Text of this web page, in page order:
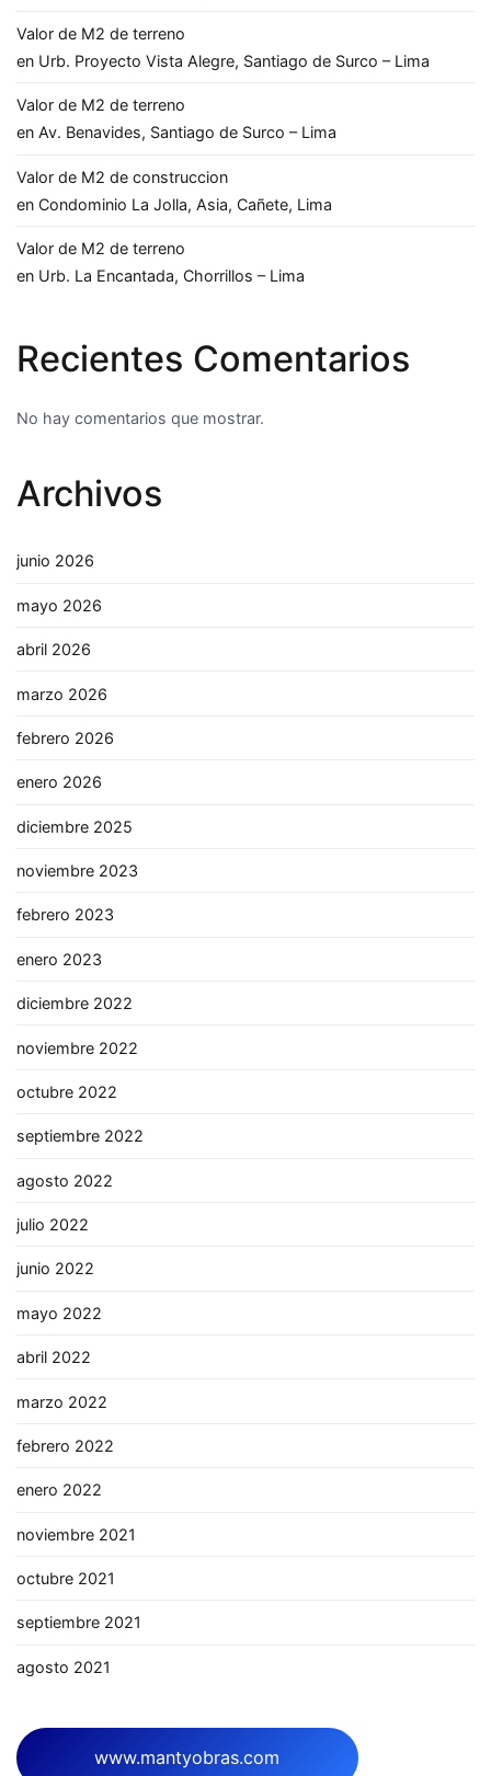
Valor de M2 de terreno
en Urb. Proyecto Vista Alegre, Santiago de Surco – Lima
Valor de M2 de terreno
en Av. Benavides, Santiago de Surco – Lima
Valor de M2 de construccion
en Condominio La Jolla, Asia, Cañete, Lima
Valor de M2 de terreno
en Urb. La Encantada, Chorrillos – Lima
Recientes Comentarios
No hay comentarios que mostrar.
Archivos
junio 2026
mayo 2026
abril 2026
marzo 2026
febrero 2026
enero 2026
diciembre 2025
noviembre 2023
febrero 2023
enero 2023
diciembre 2022
noviembre 2022
octubre 2022
septiembre 2022
agosto 2022
julio 2022
junio 2022
mayo 2022
abril 2022
marzo 2022
febrero 2022
enero 2022
noviembre 2021
octubre 2021
septiembre 2021
agosto 2021
www.mantyobras.com